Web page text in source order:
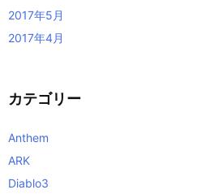
2017年5月
2017年4月
カテゴリー
Anthem
ARK
Diablo3